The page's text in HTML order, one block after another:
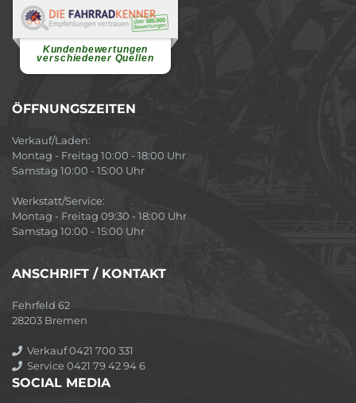
Kundenbewertungen
verschiedener Quellen
Renate H.
Vielen Dank für ein herzliches
ÖFFNUNGSZEITEN
Verkauf/Laden:
Montag - Freitag 10:00 - 18:00 Uhr
Samstag 10:00 - 15:00 Uhr
Werkstatt/Service:
Montag - Freitag 09:30 - 18:00 Uhr
Samstag 10:00 - 15:00 Uhr
ANSCHRIFT / KONTAKT
Fehrfeld 62
28203 Bremen
Verkauf 0421 700 331
Service 0421 79 42 94 6
SOCIAL MEDIA